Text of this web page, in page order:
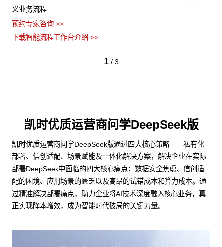
义业务流程
预约专家咨询 >>
下载智能流程工作台介绍 >>
1 / 3
凯时优质运营商问学DeepSeek版
凯时优质运营商问学DeepSeek版通过四大核心策略——私有化
部署、信创适配、场景赋能及一体化解决方案，解决企业在实际
部署DeepSeek中面临的四大核心痛点：数据安全焦虑、信创适
配的困境、应用场景的匮乏以及高昂的试错成本和算力成本。通
过精准解决部署痛点，助力企业将AI技术深度融入核心业务，真
正实现降本增效，成为智能时代破局的关键力量。